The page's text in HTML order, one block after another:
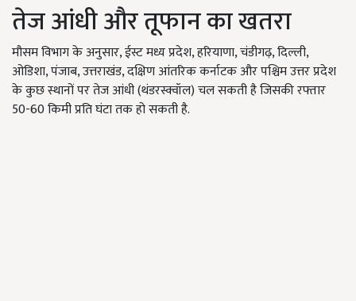
तेज आंधी और तूफान का खतरा
मौसम विभाग के अनुसार, ईस्ट मध्य प्रदेश, हरियाणा, चंडीगढ़, दिल्ली,
ओडिशा, पंजाब, उत्तराखंड, दक्षिण आंतरिक कर्नाटक और पश्चिम उत्तर प्रदेश
के कुछ स्थानों पर तेज आंधी (थंडरस्क्वॉल) चल सकती है जिसकी रफ्तार
50-60 किमी प्रति घंटा तक हो सकती है.